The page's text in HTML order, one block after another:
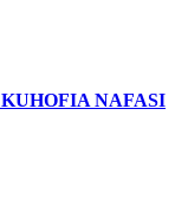
NAFASI